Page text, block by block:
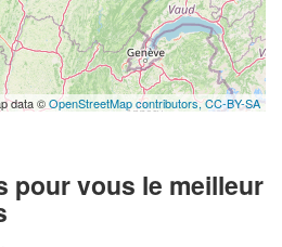
data ©OpenStreetMap contributors,CC-BY-SA
pour vous le meilleur